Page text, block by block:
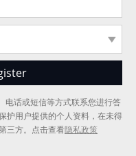
话或短信等方式联系您进行答
护用户提供的个人资料，在未得
三方。点击查看隐私政策